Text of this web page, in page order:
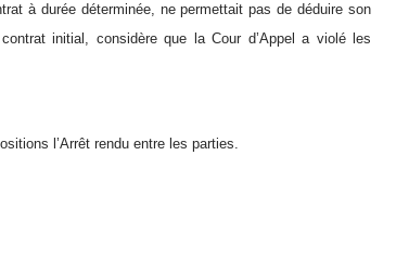
à durée déterminée, ne permettait pas de déduire son
initial, considère que la Cour d’Appel a violé les
l’Arrêt rendu entre les parties.